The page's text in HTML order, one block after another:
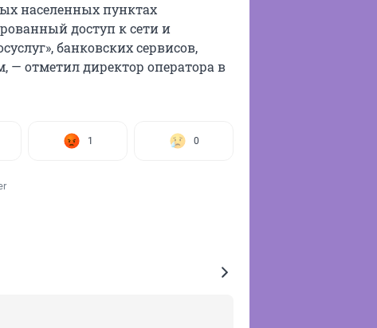
населенных пунктах
доступ к сети и
банковских сервисов,
— отметил директор оператора в
1 0